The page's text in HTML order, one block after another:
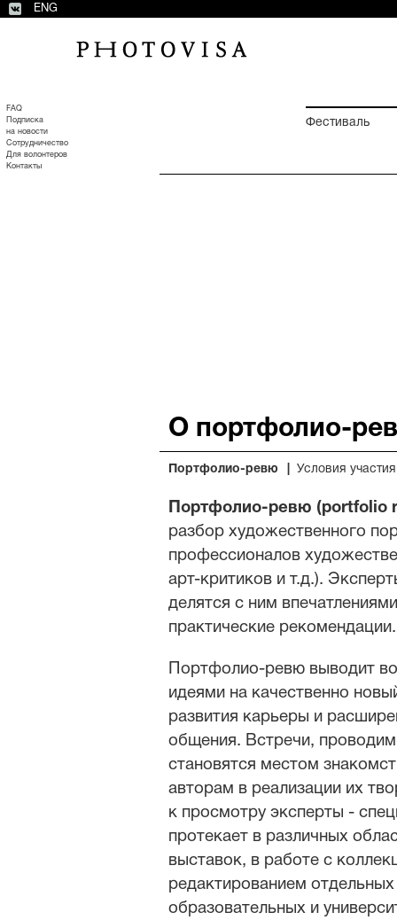
ENG
Фестиваль
FAQ
Подписка
на новости
Сотрудничество
Для волонтеров
Контакты
О портфолио-
Портфолио-ревю Условия участия
Портфолио-ревю (portfolio
разбор художественного
профессионалов
арт-критиков и т.д.).
делятся с ним
практические рекомендации.
Портфолио-ревю выводит
идеями на качественно
развития карьеры и
общения. Встречи,
становятся местом
авторам в реализации их
к просмотру эксперты -
протекает в различных
выставок, в работе с
редактированием
образовательных и